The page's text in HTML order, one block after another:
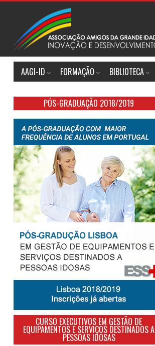
AAGI-ID FORMAÇÃO BIBLIOTECA
PÓS-GRADUAÇÃO 2018/2019
CURSO EXECUTIVOS EM GESTÃO DE
EQUIPAMENTOS E SERVIÇOS DESTINADOS A
PESSOAS IDOSAS